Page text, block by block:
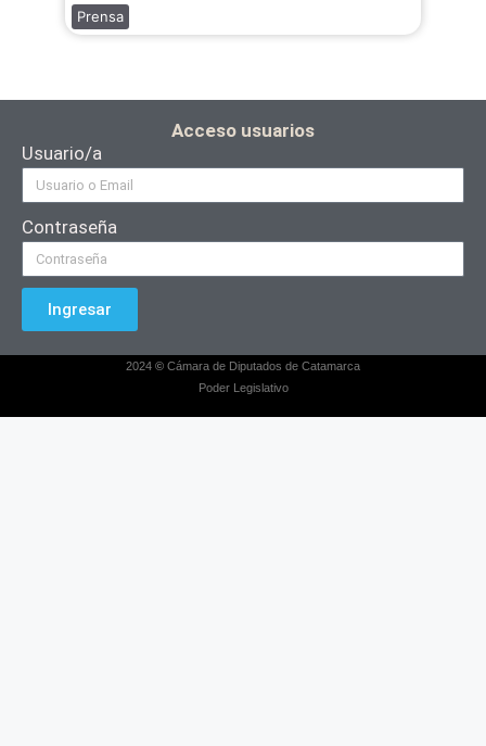
Prensa
Acceso usuarios
Usuario/a
Contraseña
Ingresar
2024 © Cámara de Diputados de Catamarca
Poder Legislativo